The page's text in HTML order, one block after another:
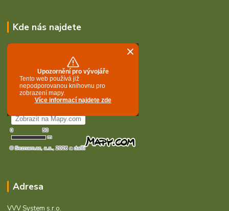
Kde nás najdete
Adresa
VVV System s.r.o.